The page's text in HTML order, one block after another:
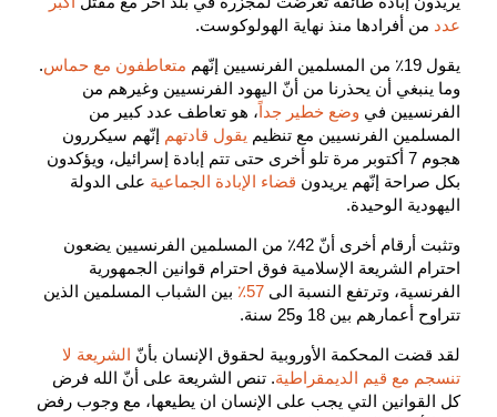
عدد من أفرادها منذ نهاية الهولوكوست.
يقول 19٪ من المسلمين الفرنسيين إنّهم متعاطفون مع حماس.
وما ينبغي أن يحذرنا من أنّ اليهود الفرنسيين وغيرهم من
الفرنسيين في وضع خطير جداً، هو تعاطف عدد كبير من
المسلمين الفرنسيين مع تنظيم يقول قادتهم إنّهم سيكررون
هجوم 7 أكتوبر مرة تلو أخرى حتى تتم إبادة إسرائيل، ويؤكدون
بكل صراحة إنّهم يريدون قضاء الإبادة الجماعية على الدولة
اليهودية الوحيدة.
وتثبت أرقام أخرى أنّ 42٪ من المسلمين الفرنسيين يضعون
احترام الشريعة الإسلامية فوق احترام قوانين الجمهورية
الفرنسية، وترتفع النسبة الى 57٪
بين الشباب المسلمين الذين
تتراوح أعمارهم بين 18 و25 سنة.
لقد قضت المحكمة الأوروبية لحقوق الإنسان بأنّ الشريعة لا
تنسجم مع قيم الديمقراطية. تنص الشريعة على أنّ الله فرض
كل القوانين التي يجب على الإنسان ان يطيعها، مع وجوب رفض